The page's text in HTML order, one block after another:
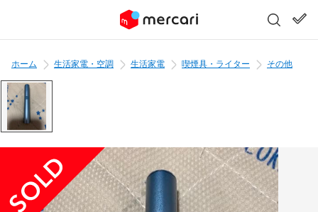
ホーム 生活家電・空調 生活家電 喫煙具・ライター その他